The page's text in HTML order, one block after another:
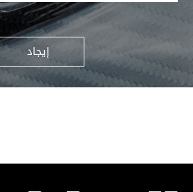
إيجاد